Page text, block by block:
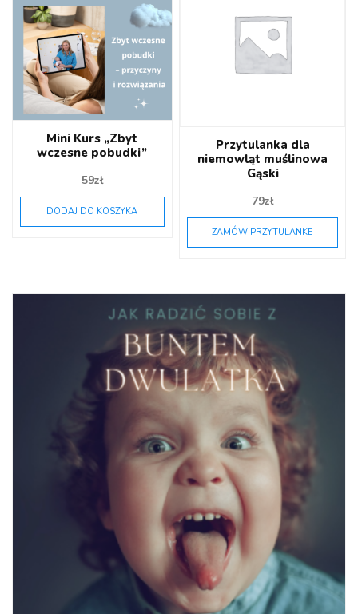
Mini Kurs „Zbyt
wczesne pobudki”
59zł
DODAJ DO KOSZYKA
Przytulanka dla
niemowląt muślinowa
Gąski
79zł
ZAMÓW PRZYTULANKE